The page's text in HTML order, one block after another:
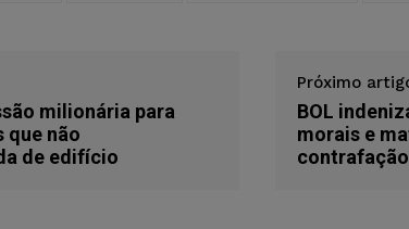
milionária para
que não
de edifício
Próximo
BOL
morais e
contrafação